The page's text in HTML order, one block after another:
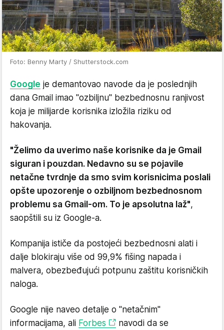
Foto: Benny Marty / Shutterstock.com
Google je demantovao navode da je poslednjih
dana Gmail imao "ozbiljnu" bezbednosnu ranjivost
koja je milijarde korisnika izložila riziku od
hakovanja.
"Želimo da uverimo naše korisnike da je Gmail
siguran i pouzdan. Nedavno su se pojavile
netačne tvrdnje da smo svim korisnicima poslali
opšte upozorenje o ozbiljnom bezbednosnom
problemu sa Gmail-om. To je apsolutna laž",
saopštili su iz Google-a.
Kompanija ističe da postojeći bezbednosni alati i
dalje blokiraju više od 99,9% fišing napada i
malvera, obezbeđujući potpunu zaštitu korisničkih
naloga.
Google nije naveo detalje o "netačnim"
informacijama, ali Forbes
navodi da se